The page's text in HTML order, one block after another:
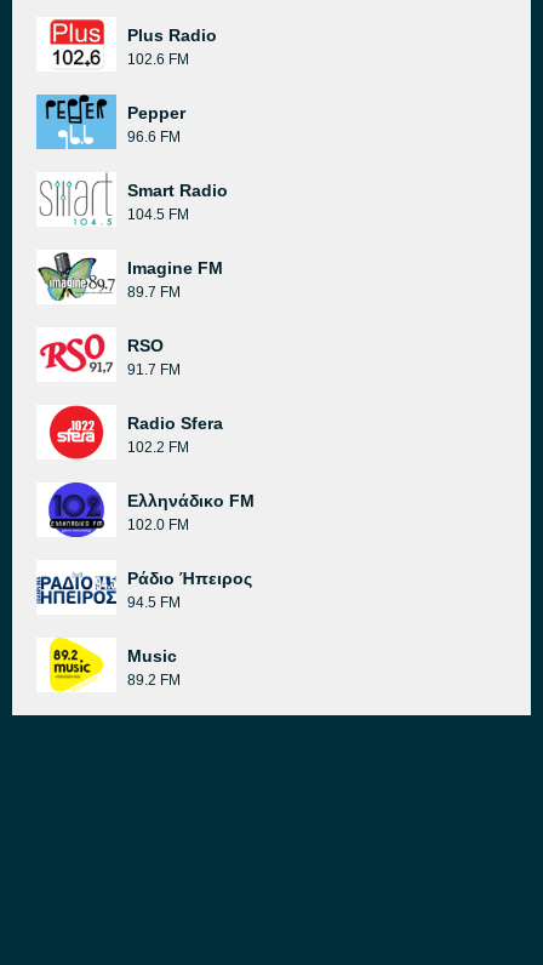
Plus Radio
102.6 FM
Pepper
96.6 FM
Smart Radio
104.5 FM
Imagine FM
89.7 FM
RSO
91.7 FM
Radio Sfera
102.2 FM
Ελληνάδικο FM
102.0 FM
Ράδιο Ήπειρος
94.5 FM
Music
89.2 FM